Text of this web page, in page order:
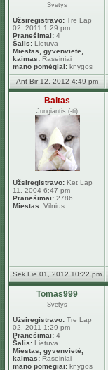
Svetys
Užsiregistravo: Tre Lap
02, 2011 1:29 pm
Pranešimai: 4
Šalis: Lietuva
Miestas, gyvenvietė,
kaimas: Raseiniai
mano pomėgiai: knygos
Ant Bir 12, 2012 4:49 pm
Baltas
Jungiantis (-ti)
Užsiregistravo: Ket Lap
11, 2004 6:47 pm
Pranešimai: 2786
Miestas: Vilnius
Sek Lie 01, 2012 10:22 pm
Tomas999
Svetys
Užsiregistravo: Tre Lap
02, 2011 1:29 pm
Pranešimai: 4
Šalis: Lietuva
Miestas, gyvenvietė,
kaimas: Raseiniai
mano pomėgiai: knygos